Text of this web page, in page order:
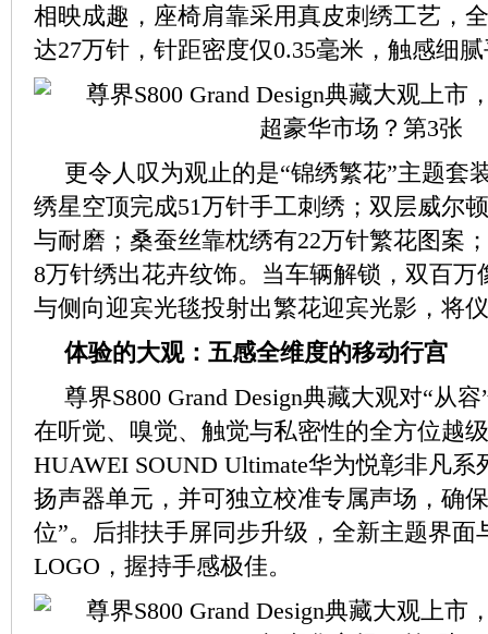
相映成趣，座椅肩靠采用真皮刺绣工艺，
达27万针，针距密度仅0.35毫米，触感细
更令人叹为观止的是“锦绣繁花”主题套
绣星空顶完成51万针手工刺绣；双层威尔
与耐磨；桑蚕丝靠枕绣有22万针繁花图案
8万针绣出花卉纹饰。当车辆解锁，双百万
与侧向迎宾光毯投射出繁花迎宾光影，将
体验的大观：五感全维度的移动行宫
尊界S800 Grand Design典藏大观对“从
在听觉、嗅觉、触觉与私密性的全方位越
HUAWEI SOUND Ultimate华为悦彰非凡系
扬声器单元，并可独立校准专属声场，确
位”。后排扶手屏同步升级，全新主题界面
LOGO，握持手感极佳。